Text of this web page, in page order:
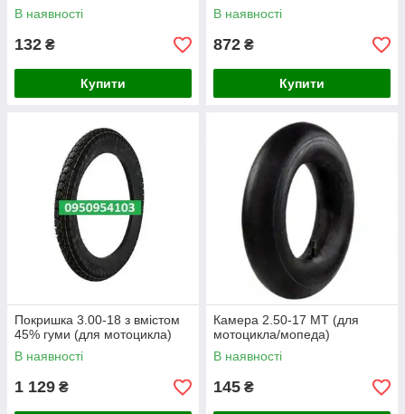
В наявності
132 ₴
Купити
В наявності
872 ₴
Купити
Покришка 3.00-18 з вмістом
45% гуми (для мотоцикла)
В наявності
1 129 ₴
Камера 2.50-17 МТ (для
мотоцикла/мопеда)
В наявності
145 ₴